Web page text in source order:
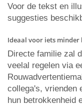
Voor de tekst en
suggesties
Ideaal voor iets minder
Directe familie zal
veelal regelen via
collega's, vrienden
hun betrokkenheid